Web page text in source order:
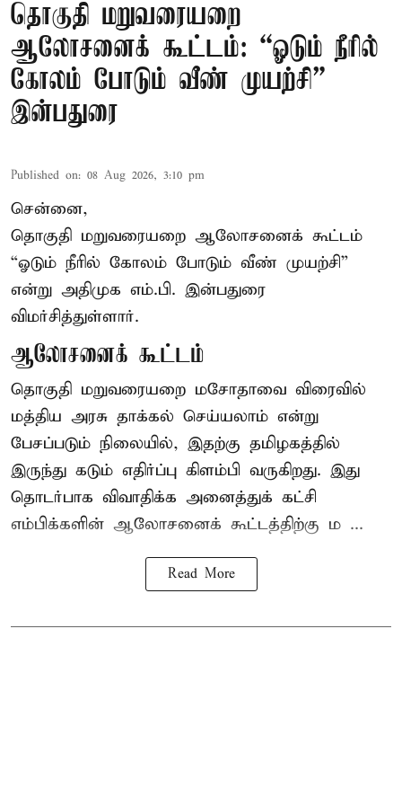
தொகுதி மறுவரையறை
ஆலோசனைக் கூட்டம்: “ஓடும் நீரில்
கோலம் போடும் வீண் முயற்சி” –
இன்பதுரை
Published on: 08 Aug 2026, 3:10 pm
சென்னை,
தொகுதி மறுவரையறை ஆலோசனைக் கூட்டம்
“ஓடும் நீரில் கோலம் போடும் வீண் முயற்சி”
என்று அதிமுக எம்.பி. இன்பதுரை
விமர்சித்துள்ளார்.
ஆலோசனைக் கூட்டம்
தொகுதி மறுவரையறை மசோதாவை விரைவில்
மத்திய அரசு தாக்கல் செய்யலாம் என்று
பேசப்படும் நிலையில், இதற்கு தமிழகத்தில்
இருந்து கடும் எதிர்ப்பு கிளம்பி வருகிறது. இது
தொடர்பாக விவாதிக்க அனைத்துக் கட்சி
எம்பிக்களின் ஆலோசனைக் கூட்டத்திற்கு ம ...
Read More